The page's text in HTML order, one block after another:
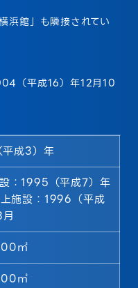
浜館」も隣接されてい
（平成16）年12月10
成3）年
：1995（平成7）年
施設：1996（平成
㎡
㎡